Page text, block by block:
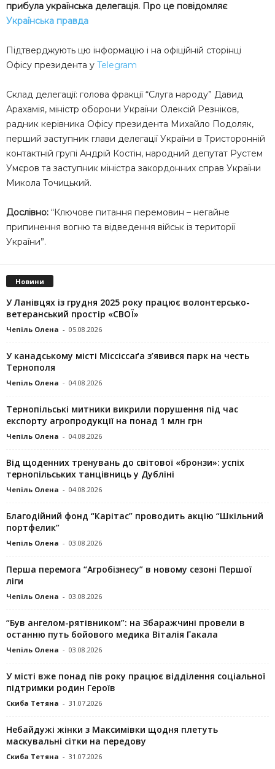
прибула українська делегація. Про це повідомляє
Українська правда
Підтверджують цю інформацію і на офіційній сторінці
Офісу президента у Telegram
Склад делегації: голова фракції “Слуга народу” Давид
Арахамія, міністр оборони України Олексій Резніков,
радник керівника Офісу президента Михайло Подоляк,
перший заступник глави делегації України в Тристоронній
контактній групі Андрій Костін, народний депутат Рустем
Умєров та заступник міністра закордонних справ України
Микола Точицький.
Дослівно: “Ключове питання перемовин – негайне
припинення вогню та відведення військ із території
України”.
Новини
У Ланівцях із грудня 2025 року працює волонтерсько-
ветеранський простір «СВОЇ»
Чепіль Олена - 05.08.2026
У канадському місті Міссіссаґа з’явився парк на честь
Тернополя
Чепіль Олена - 04.08.2026
Тернопільські митники викрили порушення під час
експорту агропродукції на понад 1 млн грн
Чепіль Олена - 04.08.2026
Від щоденних тренувань до світової «бронзи»: успіх
тернопільських танцівниць у Дубліні
Чепіль Олена - 04.08.2026
Благодійний фонд “Карітас” проводить акцію “Шкільний
портфелик”
Чепіль Олена - 03.08.2026
Перша перемога “Агробізнесу” в новому сезоні Першої
ліги
Чепіль Олена - 03.08.2026
“Був ангелом-рятівником”: на Збаражчині провели в
останню путь бойового медика Віталія Гакала
Чепіль Олена - 03.08.2026
У місті вже понад пів року працює відділення соціальної
підтримки родин Героїв
Скиба Тетяна - 31.07.2026
Небайдужі жінки з Максимівки щодня плетуть
маскувальні сітки на передову
Скиба Тетяна - 31.07.2026